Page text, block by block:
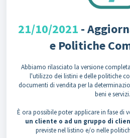
21/10/2021 -
e Politiche
Abbiamo rilasciato la versione
l'utilizzo dei listini e delle politiche
documenti di vendita per la
beni e servizi.
È ora possibile poter applicare in fase di
un cliente o ad un gruppo di
previste nel listino e/o nelle